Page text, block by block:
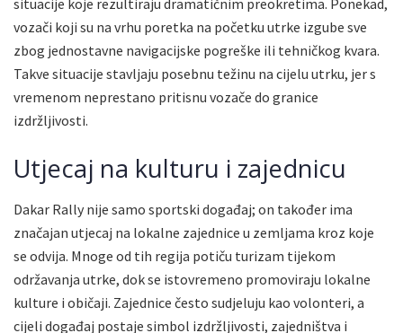
situacije koje rezultiraju dramatičnim preokretima. Ponekad,
vozači koji su na vrhu poretka na početku utrke izgube sve
zbog jednostavne navigacijske pogreške ili tehničkog kvara.
Takve situacije stavljaju posebnu težinu na cijelu utrku, jer s
vremenom neprestano pritisnu vozače do granice
izdržljivosti.
Utjecaj na kulturu i zajednicu
Dakar Rally nije samo sportski događaj; on također ima
značajan utjecaj na lokalne zajednice u zemljama kroz koje
se odvija. Mnoge od tih regija potiču turizam tijekom
održavanja utrke, dok se istovremeno promoviraju lokalne
kulture i običaji. Zajednice često sudjeluju kao volonteri, a
cijeli događaj postaje simbol izdržljivosti, zajedništva i